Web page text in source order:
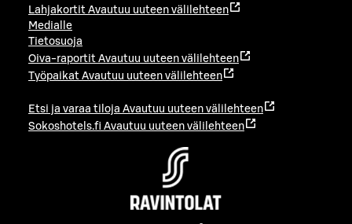
Lahjakortit Avautuu uuteen välilehteen
Medialle
Tietosuoja
Oiva-raportit Avautuu uuteen välilehteen
Työpaikat Avautuu uuteen välilehteen
Etsi ja varaa tiloja Avautuu uuteen välilehteen
Sokoshotels.fi Avautuu uuteen välilehteen